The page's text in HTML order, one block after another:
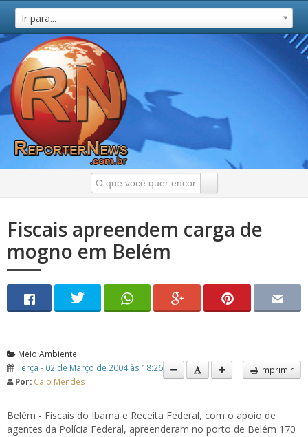
Ir para...
Fiscais apreendem carga de
mogno em Belém
Meio Ambiente
Terça - 02 de Março de 2004 às 18:26
Por: Caio Mendes
Imprimir
Belém - Fiscais do Ibama e Receita Federal, com o apoio de
agentes da Polícia Federal, apreenderam no porto de Belém 170